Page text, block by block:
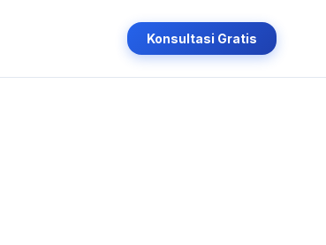
Konsultasi Gratis